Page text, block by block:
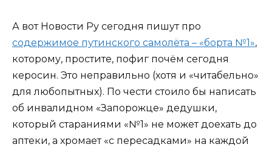
А вот Новости Ру сегодня пишут про
содержимое путинского самолёта – «борта №1»,
которому, простите, пофиг почём сегодня
керосин. Это неправильно (хотя и «читабельно»
для любопытных). По чести стоило бы написать
об инвалидном «Запорожце» дедушки,
который стараниями «№1» не может доехать до
аптеки, а хромает «с пересадками» на каждой